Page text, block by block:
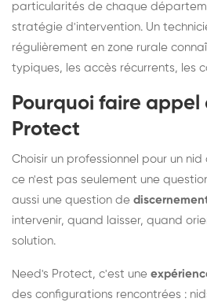
particularités de chaque
stratégie d'intervention. Un
régulièrement en zone rurale
typiques, les accès récurrents, les
Pourquoi faire appel
Protect
Choisir un professionnel pour un
ce n'est pas seulement une
aussi une question de
intervenir, quand laisser, quand
solution.
Need's Protect, c'est une
des configurations rencontrées :